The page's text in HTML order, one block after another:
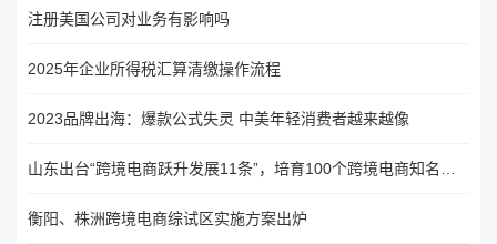
注册美国公司对业务有影响吗
2025年企业所得税汇算清缴操作流程
2023品牌出海：爆款公式失灵 中美年轻消费者越来越像
衡阳、株洲跨境电商综试区实施方案出炉